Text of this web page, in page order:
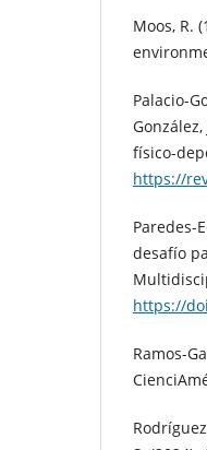
Moos, R.
Palacio-
físico-
https://
Paredes-
desafío
https://
Ramos-